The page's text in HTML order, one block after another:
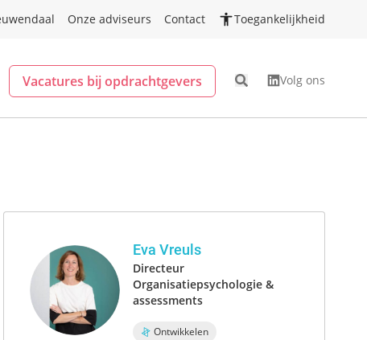
Onze adviseurs Contact Toegankelijkheid
Vacatures bij opdrachtgevers Volg ons
Eva Vreuls
Directeur
Organisatiepsychologie &
assessments
Ontwikkelen